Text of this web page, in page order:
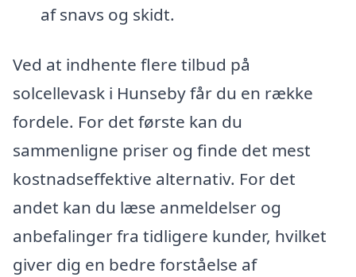
af snavs og skidt.
Ved at indhente flere tilbud på
solcellevask i Hunseby får du en række
fordele. For det første kan du
sammenligne priser og finde det mest
kostnadseffektive alternativ. For det
andet kan du læse anmeldelser og
anbefalinger fra tidligere kunder, hvilket
giver dig en bedre forståelse af